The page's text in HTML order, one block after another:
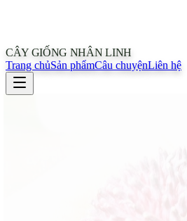
CÂY GIỐNG NHÂN LINH
Trang chủSản phẩmCâu chuyệnLiên hệ